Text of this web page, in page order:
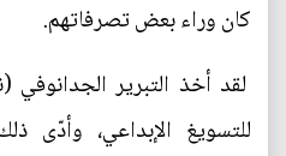
كان وراء بعض تصرفاتهم.
لقد أخذ التبرير
للتسويغ الإبداعي، وأدّى